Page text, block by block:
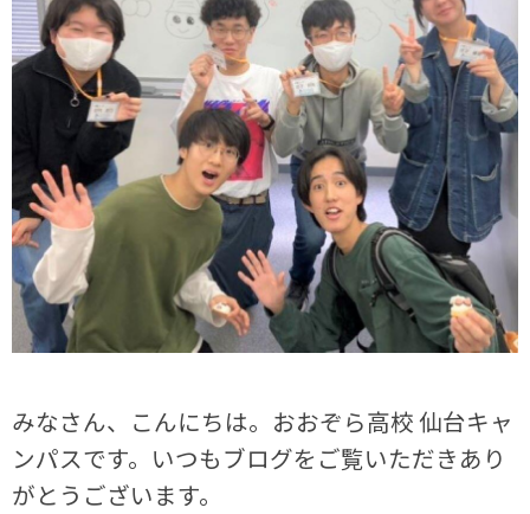
みなさん、こんにちは。おおぞら高校 仙台キャ
ンパスです。いつもブログをご覧いただきあり
がとうございます。